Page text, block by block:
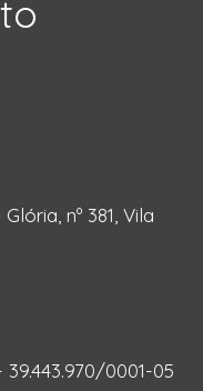
nº 381, Vila
39.443.970/0001-05